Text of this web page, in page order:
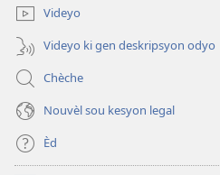
Videyo
Videyo ki gen deskripsyon odyo
Chèche
Nouvèl sou kesyon legal
Èd